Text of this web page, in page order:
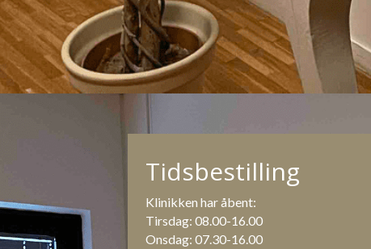
Tidsbestilling
Klinikken har åbent:
Tirsdag: 08.00-16.00
Onsdag: 07.30-16.00